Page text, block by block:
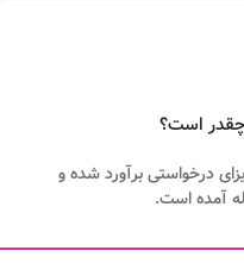
درخواستی برآورد شده و
آمده است.